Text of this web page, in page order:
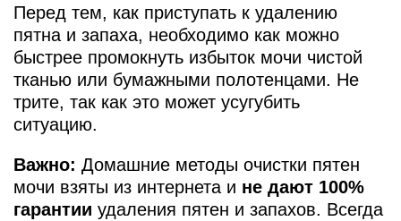
Перед тем, как приступать к удалению
пятна и запаха, необходимо как можно
быстрее промокнуть избыток мочи чистой
тканью или бумажными полотенцами. Не
трите, так как это может усугубить
ситуацию.
Важно: Домашние методы очистки пятен
мочи взяты из интернета и не дают 100%
гарантии удаления пятен и запахов. Всегда